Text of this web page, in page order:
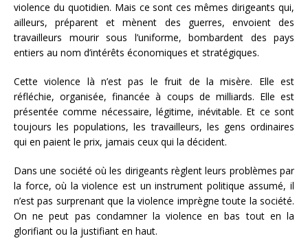
violence du quotidien. Mais ce sont ces mêmes dirigeants qui,
ailleurs, préparent et mènent des guerres, envoient des
travailleurs mourir sous l’uniforme, bombardent des pays
entiers au nom d’intérêts économiques et stratégiques.
Cette violence là n’est pas le fruit de la misère. Elle est
réfléchie, organisée, financée à coups de milliards. Elle est
présentée comme nécessaire, légitime, inévitable. Et ce sont
toujours les populations, les travailleurs, les gens ordinaires
qui en paient le prix, jamais ceux qui la décident.
Dans une société où les dirigeants règlent leurs problèmes par
la force, où la violence est un instrument politique assumé, il
n’est pas surprenant que la violence imprègne toute la société.
On ne peut pas condamner la violence en bas tout en la
glorifiant ou la justifiant en haut.